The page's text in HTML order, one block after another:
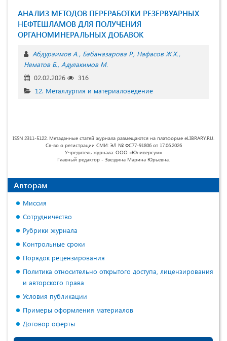
АНАЛИЗ МЕТОДОВ ПЕРЕРАБОТКИ РЕЗЕРВУАРНЫХ
НЕФТЕШЛАМОВ ДЛЯ ПОЛУЧЕНИЯ
ОРГАНОМИНЕРАЛЬНЫХ ДОБАВОК
Абдураимов А. Бабаназарова Р. Нафасов Ж.Х.
Нематов Б. Адулакимов М.
02.02.2026
316
12. Металлургия и материаловедение
ISSN 2311-5122. Метаданные статей журнала размещаются на платформе eLIBRARY.RU.
Св-во о регистрации СМИ: ЭЛ № ФС77-91806 от 17.06.2026
Учредитель журнала: ООО «Юниверсум»
Главный редактор - Звездина Марина Юрьевна.
Авторам
Миссия
Сотрудничество
Рубрики журнала
Контрольные сроки
Порядок рецензирования
Политика относительно открытого доступа, лицензирования
и авторского права
Условия публикации
Примеры оформления материалов
Договор оферты